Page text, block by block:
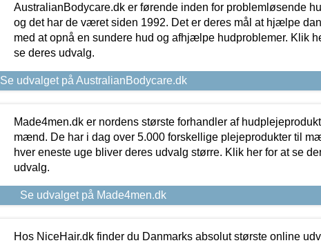
AustralianBodycare.dk er førende inden for problemløsende
og det har de været siden 1992. Det er deres mål at hjælpe
med at opnå en sundere hud og afhjælpe hudproblemer. Klik
se deres udvalg.
Se udvalget på AustralianBodycare.dk
Made4men.dk er nordens største forhandler af
mænd. De har i dag over 5.000 forskellige plejeprodukter til
hver eneste uge bliver deres udvalg større. Klik her for at se
udvalg.
Se udvalget på Made4men.dk
Hos NiceHair.dk finder du Danmarks absolut største online